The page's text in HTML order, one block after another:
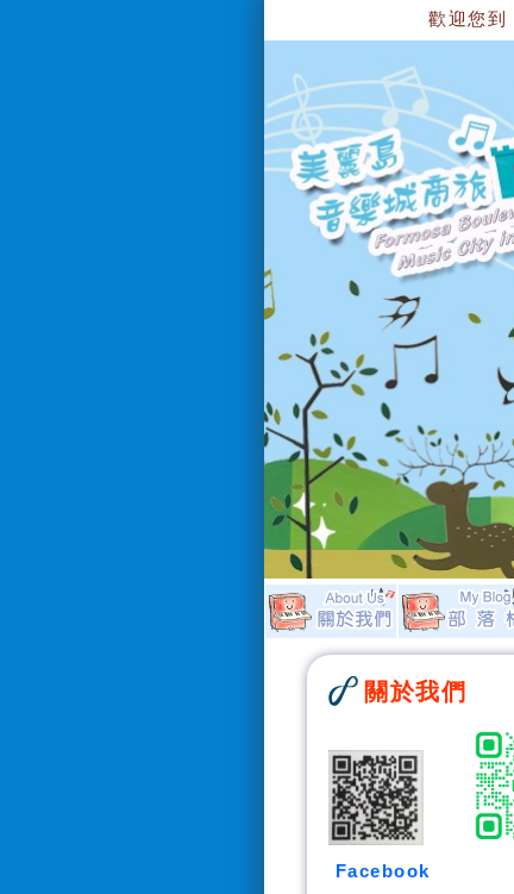
歡迎您到
關於我們
Facebook